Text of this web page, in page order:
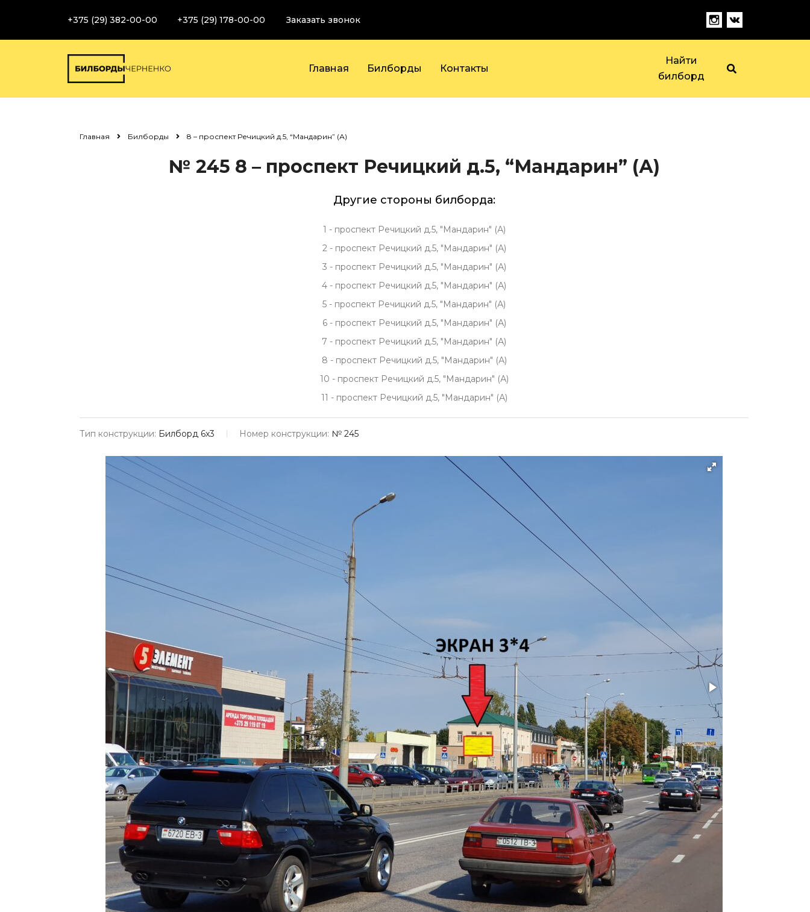
+375 (29) 382-00-00 +375 (29) 178-00-00 Заказать звонок
Главная Билборды Контакты
Найти
билборд
Главная Билборды 8 – проспект Речицкий д.5, “Мандарин” (А)
№ 245 8 – проспект Речицкий д.5, “Мандарин” (А)
Другие стороны билборда:
1 - проспект Речицкий д.5, "Мандарин" (А)
2 - проспект Речицкий д.5, "Мандарин" (А)
3 - проспект Речицкий д.5, "Мандарин" (А)
4 - проспект Речицкий д.5, "Мандарин" (А)
5 - проспект Речицкий д.5, "Мандарин" (А)
6 - проспект Речицкий д.5, "Мандарин" (А)
7 - проспект Речицкий д.5, "Мандарин" (А)
8 - проспект Речицкий д.5, "Мандарин" (А)
10 - проспект Речицкий д.5, "Мандарин" (А)
11 - проспект Речицкий д.5, "Мандарин" (А)
Тип конструкции: Билборд 6х3 Номер конструкции: № 245